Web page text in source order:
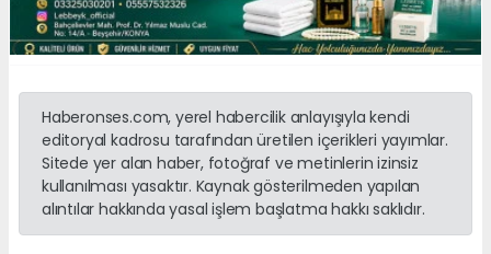
Haberonses.com, yerel habercilik anlayışıyla kendi
editoryal kadrosu tarafından üretilen içerikleri yayımlar.
Sitede yer alan haber, fotoğraf ve metinlerin izinsiz
kullanılması yasaktır. Kaynak gösterilmeden yapılan
alıntılar hakkında yasal işlem başlatma hakkı saklıdır.